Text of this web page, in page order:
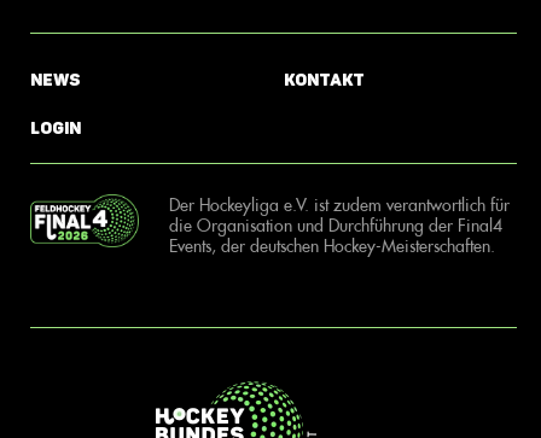
News
Login
Kontakt
Der Hockeyliga e.V. ist zudem verantwortlich für
die Organisation und Durchführung der Final4
Events, der deutschen Hockey-Meisterschaften.